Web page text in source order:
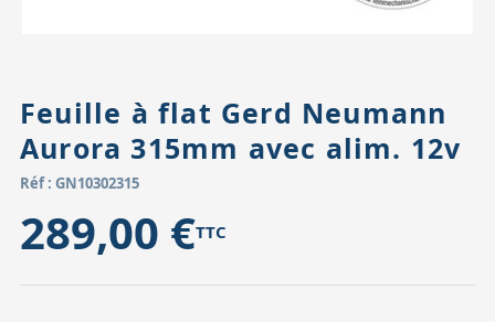
Feuille à flat Gerd Neumann
Aurora 315mm avec alim. 12v
Réf : GN10302315
289,00 €TTC